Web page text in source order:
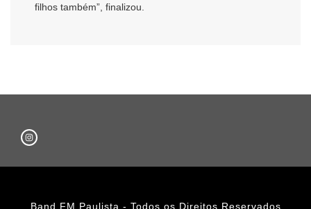
filhos também”, finalizou.
Band FM Paulista - Todos os Direitos Reservados